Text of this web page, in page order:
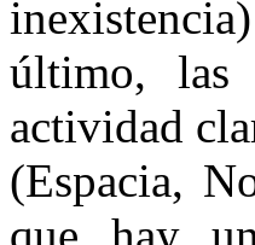
último, las
actividad
(Espacia,
que hay